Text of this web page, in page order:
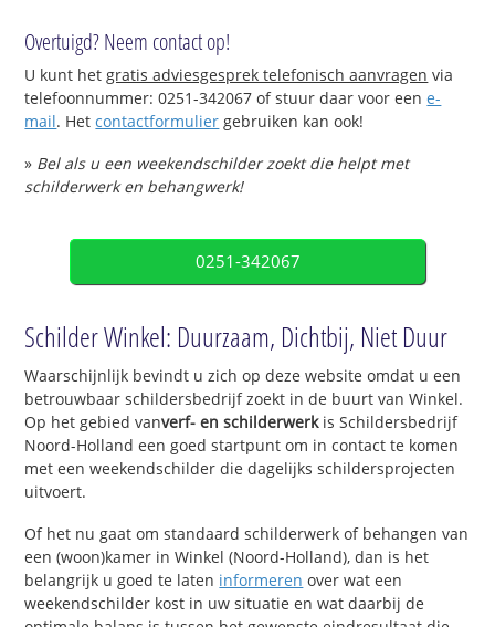
Overtuigd? Neem contact op!
U kunt hetgratis adviesgesprek telefonisch aanvragen via
telefoonnummer: 0251-342067 of stuur daar voor eene-
mail. Hetcontactformulier gebruiken kan ook!
» Bel als u een weekendschilder zoekt die helpt met
schilderwerk en behangwerk!
0251-342067
Schilder Winkel: Duurzaam, Dichtbij, Niet Duur
Waarschijnlijk bevindt u zich op deze website omdat u een
betrouwbaar schildersbedrijf zoekt in de buurt van Winkel.
Op het gebied vanverf- en schilderwerkis Schildersbedrijf
Noord-Holland een goed startpunt om in contact te komen
met een weekendschilder die dagelijks schildersprojecten
uitvoert.
Of het nu gaat om standaard schilderwerk of behangen van
een (woon)kamer in Winkel (Noord-Holland), dan is het
belangrijk u goed te laten informeren over wat een
weekendschilder kost in uw situatie en wat daarbij de